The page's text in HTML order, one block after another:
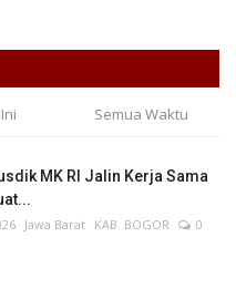
Semua Waktu
MK RI Jalin Kerja Sama
Jawa Barat KAB. BOGOR
0